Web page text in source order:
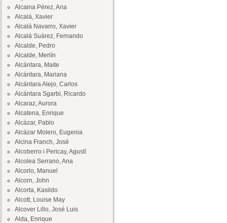
Alcaina Pérez, Ana
Alcalá, Xavier
Alcalá Navarro, Xavier
Alcalá Suárez, Fernando
Alcalde, Pedro
Alcalde, Merlín
Alcántara, Maite
Alcántara, Mariana
Alcántara Alejo, Carlos
Alcántara Sgarbi, Ricardo
Alcaraz, Aurora
Alcatena, Enrique
Alcázar, Pablo
Alcázar Molero, Eugenia
Alcina Franch, José
Alcoberro i Pericay, Agustí
Alcolea Serrano, Ana
Alcorlo, Manuel
Alcorn, John
Alcorta, Kasildo
Alcott, Louise May
Alcover Lillo, José Luis
Alda, Enrique